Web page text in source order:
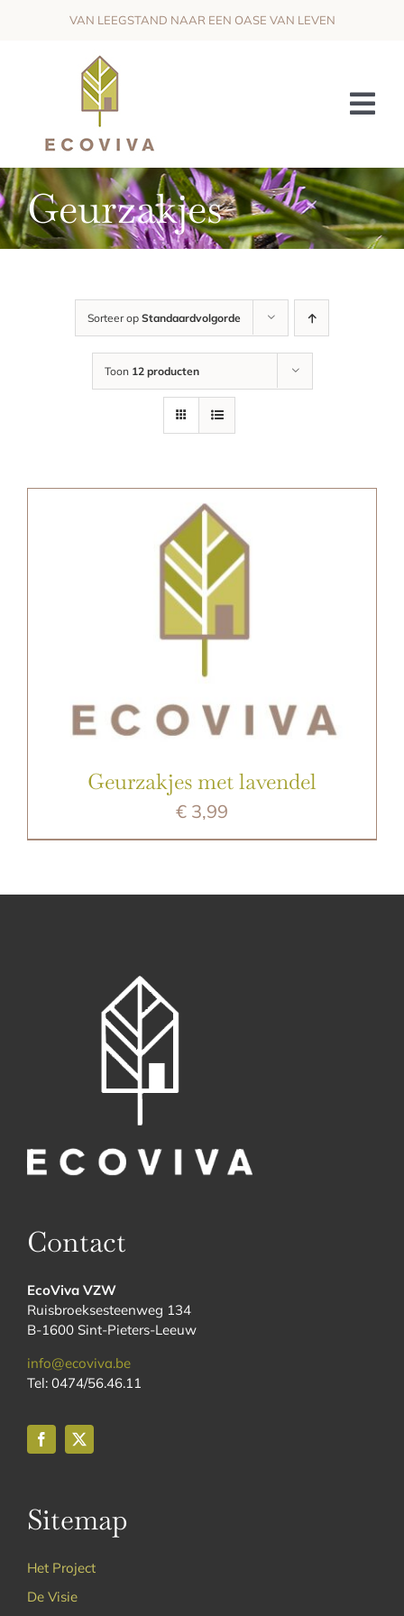
VAN LEEGSTAND NAAR EEN OASE VAN LEVEN
HET PROJECT
DE VISIE
WIJ ZOEKEN
Geurzakjes
Sorteer op Standaardvolgorde
Toon 12 producten
Geurzakjes met lavendel
€ 3,99
Contact
EcoViva VZW
Ruisbroeksesteenweg 134
B-1600 Sint-Pieters-Leeuw
info@ecoviva.be
Tel: 0474/56.46.11
Sitemap
Het Project
De Visie